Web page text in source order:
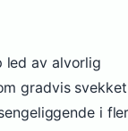
led av alvorlig
gradvis svekket
i